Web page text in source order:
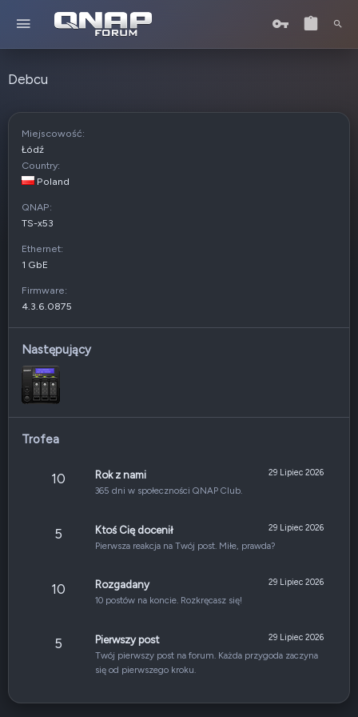
Debcu
Miejscowość
Łódź
Country
Poland
QNAP
TS-x53
Ethernet
1 GbE
Firmware
4.3.6.0875
Następujący
Trofea
10 29 Lipiec 2026
Rok z nami
365 dni w społeczności QNAP Club.
5 29 Lipiec 2026
Ktoś Cię docenił
Pierwsza reakcja na Twój post. Miłe, prawda?
10 29 Lipiec 2026
Rozgadany
10 postów na koncie. Rozkręcasz się!
5 29 Lipiec 2026
Pierwszy post
Twój pierwszy post na forum. Każda przygoda zaczyna
się od pierwszego kroku.